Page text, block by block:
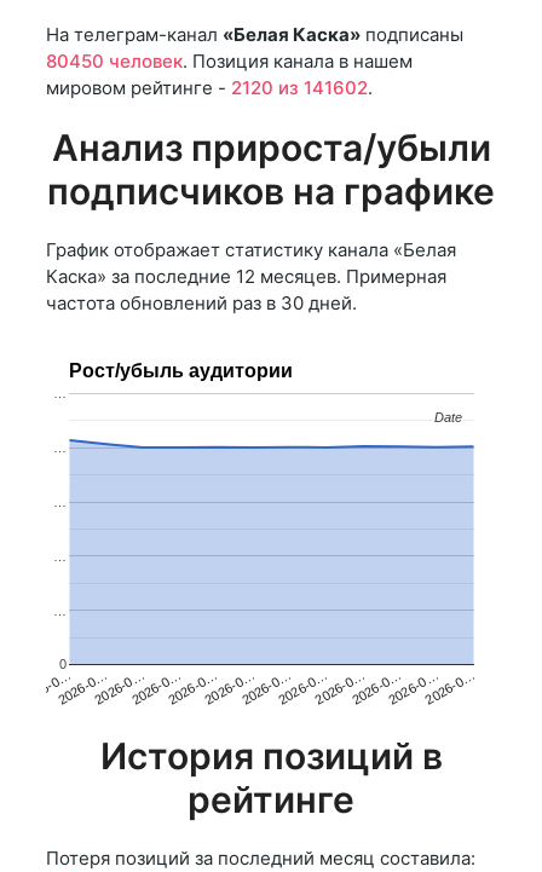
На телеграм-канал «Белая Каска» подписаны
80450 человек. Позиция канала в нашем
мировом рейтинге - 2120 из 141602.
Анализ прироста/убыли
подписчиков на графике
График отображает статистику канала «Белая
Каска» за последние 12 месяцев. Примерная
частота обновлений раз в 30 дней.
Рост/убыль аудитории
2026-0…2026-0…2026-0…2026-0…2026-0…2026-0…2026-0…2026-0…2026-0…2026-0…2026-0…2026-0…
0
…
…
Date
Date
История позиций в
рейтинге
Потеря позиций за последний месяц составила: